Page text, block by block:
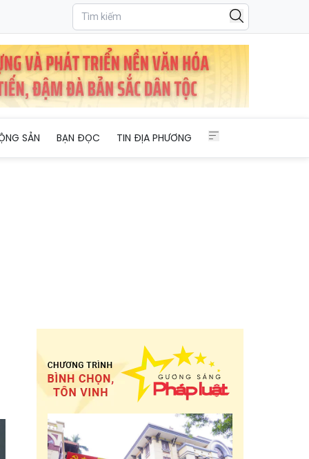
SẢN BẠN ĐỌC TIN ĐỊA PHƯƠNG